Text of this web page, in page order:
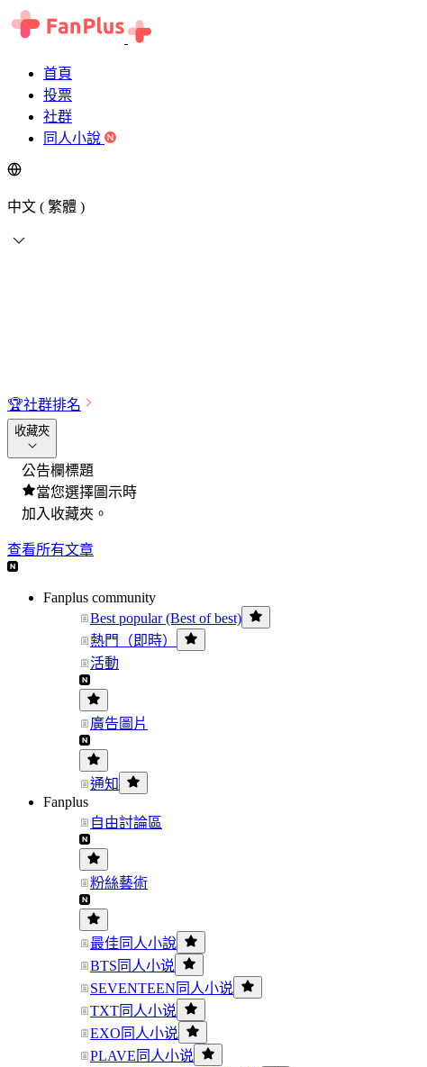
首頁
投票
社群
同人小說
中文 ( 繁體 )
🏆社群排名
收藏夾
公告欄標題
當您選擇圖示時
加入收藏夾。
查看所有文章
Fanplus community
Best popular (Best of best)
熱門（即時）
活動
廣告圖片
通知
Fanplus
自由討論區
粉絲藝術
最佳同人小說
BTS同人小说
SEVENTEEN同人小说
TXT同人小说
EXO同人小说
PLAVE同人小说